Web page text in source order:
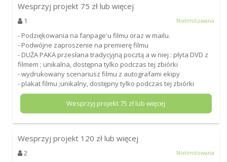
Wesprzyj projekt 75 zł lub więcej
1 Nielimitowana
- Podziękowania na fanpage'u filmu oraz w mailu.
- Podwójne zaproszenie na premierę filmu
- DUŻA PAKA przesłana tradycyjną pocztą a w niej : płyta DVD z
filmem ; unikalna, dostępna tylko podczas tej zbiórki
- wydrukowany scenariusz filmu z autografami ekipy
- plakat filmu ;unikalny, dostępny tylko podczas tej zbiórki
Wesprzyj projekt75 zł lub więcej
Wesprzyj projekt 120 zł lub więcej
2 Nielimitowana